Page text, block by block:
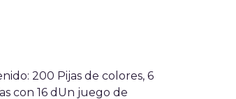
200 Pijas de colores, 6
con 16 dUn juego de